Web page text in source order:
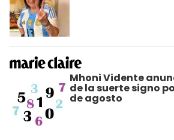
Mhoni Vidente
de la suerte signo
de agosto